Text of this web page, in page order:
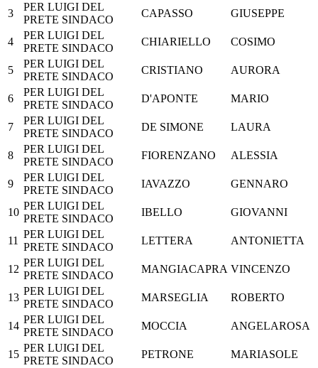
3
PER LUIGI DEL
PRETE SINDACO
CAPASSO GIUSEPPE
4
PER LUIGI DEL
PRETE SINDACO
CHIARIELLO COSIMO
5
PER LUIGI DEL
PRETE SINDACO
CRISTIANO AURORA
6
PER LUIGI DEL
PRETE SINDACO
D'APONTE MARIO
7
PER LUIGI DEL
PRETE SINDACO
DE SIMONE LAURA
8
PER LUIGI DEL
PRETE SINDACO
FIORENZANO ALESSIA
9
PER LUIGI DEL
PRETE SINDACO
IAVAZZO GENNARO
10
PER LUIGI DEL
PRETE SINDACO
IBELLO GIOVANNI
11
PER LUIGI DEL
PRETE SINDACO
LETTERA ANTONIETTA
12
PER LUIGI DEL
PRETE SINDACO
MANGIACAPRA VINCENZO
13
PER LUIGI DEL
PRETE SINDACO
MARSEGLIA ROBERTO
14
PER LUIGI DEL
PRETE SINDACO
MOCCIA ANGELAROSA
15
PER LUIGI DEL
PRETE SINDACO
PETRONE MARIASOLE